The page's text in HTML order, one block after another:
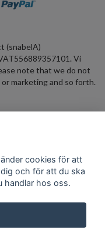
(snabelA)
Vi
note that we do not
marketing and so forth.
få 10% rabatt
parfymvärlden!
Prenumerera
cookies för att
och för att du ska
handlar hos oss.